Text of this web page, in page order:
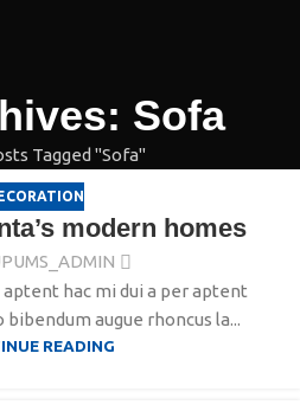
Sofa
Tagged "Sofa"
modern homes
hac mi dui a per aptent
bibendum augue rhoncus la...
READING